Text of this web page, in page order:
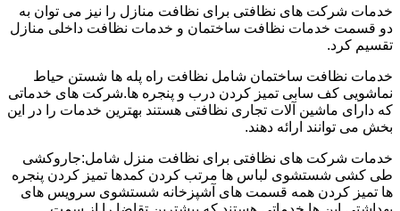
خدمات شرکت های نظافتی برای نظافت منازل را نیز می توان به
دو قسمت خدمات نظافت ساختمان و خدمات نظافت داخلی منازل
تقسیم کرد.
خدمات نظافت ساختمان شامل نظافت راه پله ها شستن حیاط
نماشویی کف سابی تمیز کردن درب و پنجره ها.شرکت های خدماتی
که دارای ماشین آلات تجاری نظافتی هستند بهترین خدمات را در این
بخش می توانند ارائه دهند.
خدمات شرکت های نظافتی برای نظافت منزل شامل:جاروکشی
طی کشی شستشوی لباس ها مرتب کردن کمدها تمیز کردن پنجره
ها تمیز کردن همه قسمت های آشپزخانه شستشوی سرویس های